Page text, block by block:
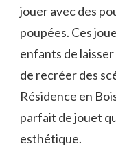
jouer avec des
poupées. Ces
enfants de
de recréer des
Résidence en
parfait de jouet
esthétique.